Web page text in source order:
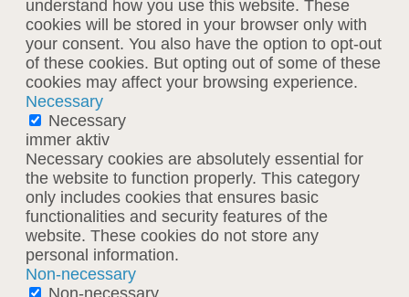
understand how you use this website. These
cookies will be stored in your browser only with
your consent. You also have the option to opt-out
of these cookies. But opting out of some of these
cookies may affect your browsing experience.
Necessary
Necessary
immer aktiv
Necessary cookies are absolutely essential for
the website to function properly. This category
only includes cookies that ensures basic
functionalities and security features of the
website. These cookies do not store any
personal information.
Non-necessary
Non-necessary